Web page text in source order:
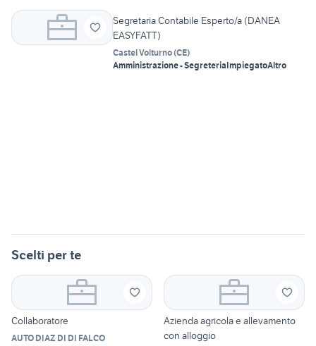
Segretaria Contabile Esperto/a (DANEA
EASYFATT)
Castel Volturno(CE)
Amministrazione - SegreteriaImpiegatoAltro
Scelti per te
Collaboratore
AUTO DIAZ DI DI FALCO
Azienda agricola e allevamento
con alloggio